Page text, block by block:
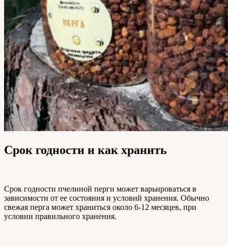
Срок годности и как хранить
Срок годности пчелиной перги может варьироваться в
зависимости от ее состояния и условий хранения. Обычно
свежая перга может храниться около 6-12 месяцев, при
условии правильного хранения.